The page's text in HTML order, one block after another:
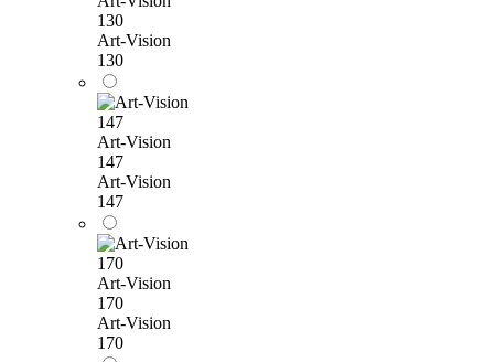
130
Art-Vision
130
Art-Vision
147
Art-Vision
147
Art-Vision
170
Art-Vision
170